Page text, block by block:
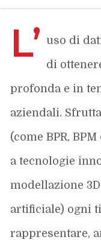
L’ uso di
di
profonda e in
aziendali.
(come BPR,
a tecnologie
modellazione
artificiale) ogni
rappresentare,